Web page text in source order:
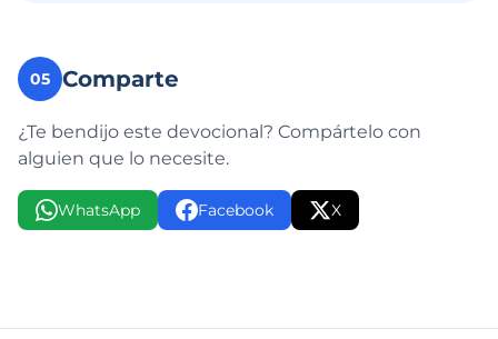
05 Comparte
¿Te bendijo este devocional? Compártelo con
alguien que lo necesite.
WhatsApp Facebook X